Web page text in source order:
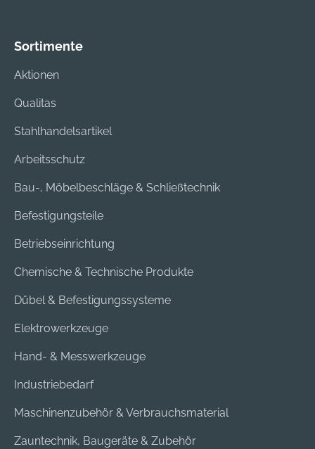
Sortimente
Aktionen
Qualitas
Stahlhandelsartikel
Arbeitsschutz
Bau-, Möbelbeschläge & Schließtechnik
Befestigungsteile
Betriebseinrichtung
Chemische & Technische Produkte
Dübel & Befestigungssysteme
Elektrowerkzeuge
Hand- & Messwerkzeuge
Industriebedarf
Maschinenzubehör & Verbrauchsmaterial
Zauntechnik, Baugeräte & Zubehör